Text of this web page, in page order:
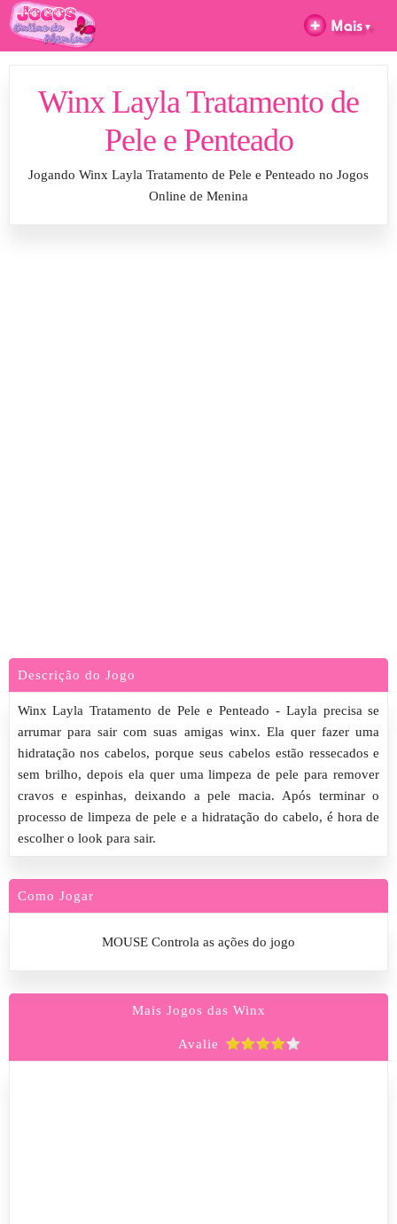
Winx Layla Tratamento de
Pele e Penteado
Jogando Winx Layla Tratamento de Pele e Penteado no Jogos
Online de Menina
Descrição do Jogo
Winx Layla Tratamento de Pele e Penteado - Layla precisa se
arrumar para sair com suas amigas winx. Ela quer fazer uma
hidratação nos cabelos, porque seus cabelos estão ressecados e
sem brilho, depois ela quer uma limpeza de pele para remover
cravos e espinhas, deixando a pele macia. Após terminar o
processo de limpeza de pele e a hidratação do cabelo, é hora de
escolher o look para sair.
Como Jogar
MOUSE Controla as ações do jogo
Mais Jogos das Winx
Avalie